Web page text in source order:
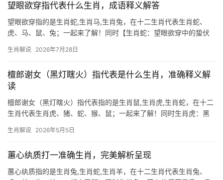
望眼欲穿指代表什么生肖，成语释义解答
望眼欲穿指的是生肖蛇,生肖马,生肖兔，在十二生肖代表生肖蛇、
虎、马、鼠、兔；一起来了解！同时【生肖蛇：望眼欲穿中的蛰伏
生肖中谁最契合此境，当属生肖蛇，蛇性隐忍，善藏锋芒，恰如黑
生肖解说 2026年7月28日
檀郎谢女（黑灯瞎火）指代表是什么生肖，准确释义解
读
檀郎谢女（黑灯瞎火）指代表指的是生肖鼠,生肖虎,生肖蛇，在十二
生肖代表生肖虎、猪、蛇、猴、鼠；一起来了解！同时生肖虎：黑
伏的生肖虎——看似沉寂，实则蓄势待发，民间传说，虎能夜视百
生肖解说 2026年5月5日
蕙心纨质打一准确生肖，完美解析呈现
蕙心纨质指的是生肖兔,生肖蛇,生肖羊，在十二生肖代表生肖兔、